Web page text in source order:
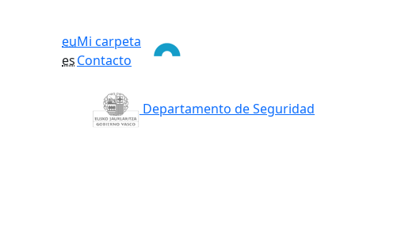
eu
es
Mi carpeta
Contacto
Departamento de Seguridad